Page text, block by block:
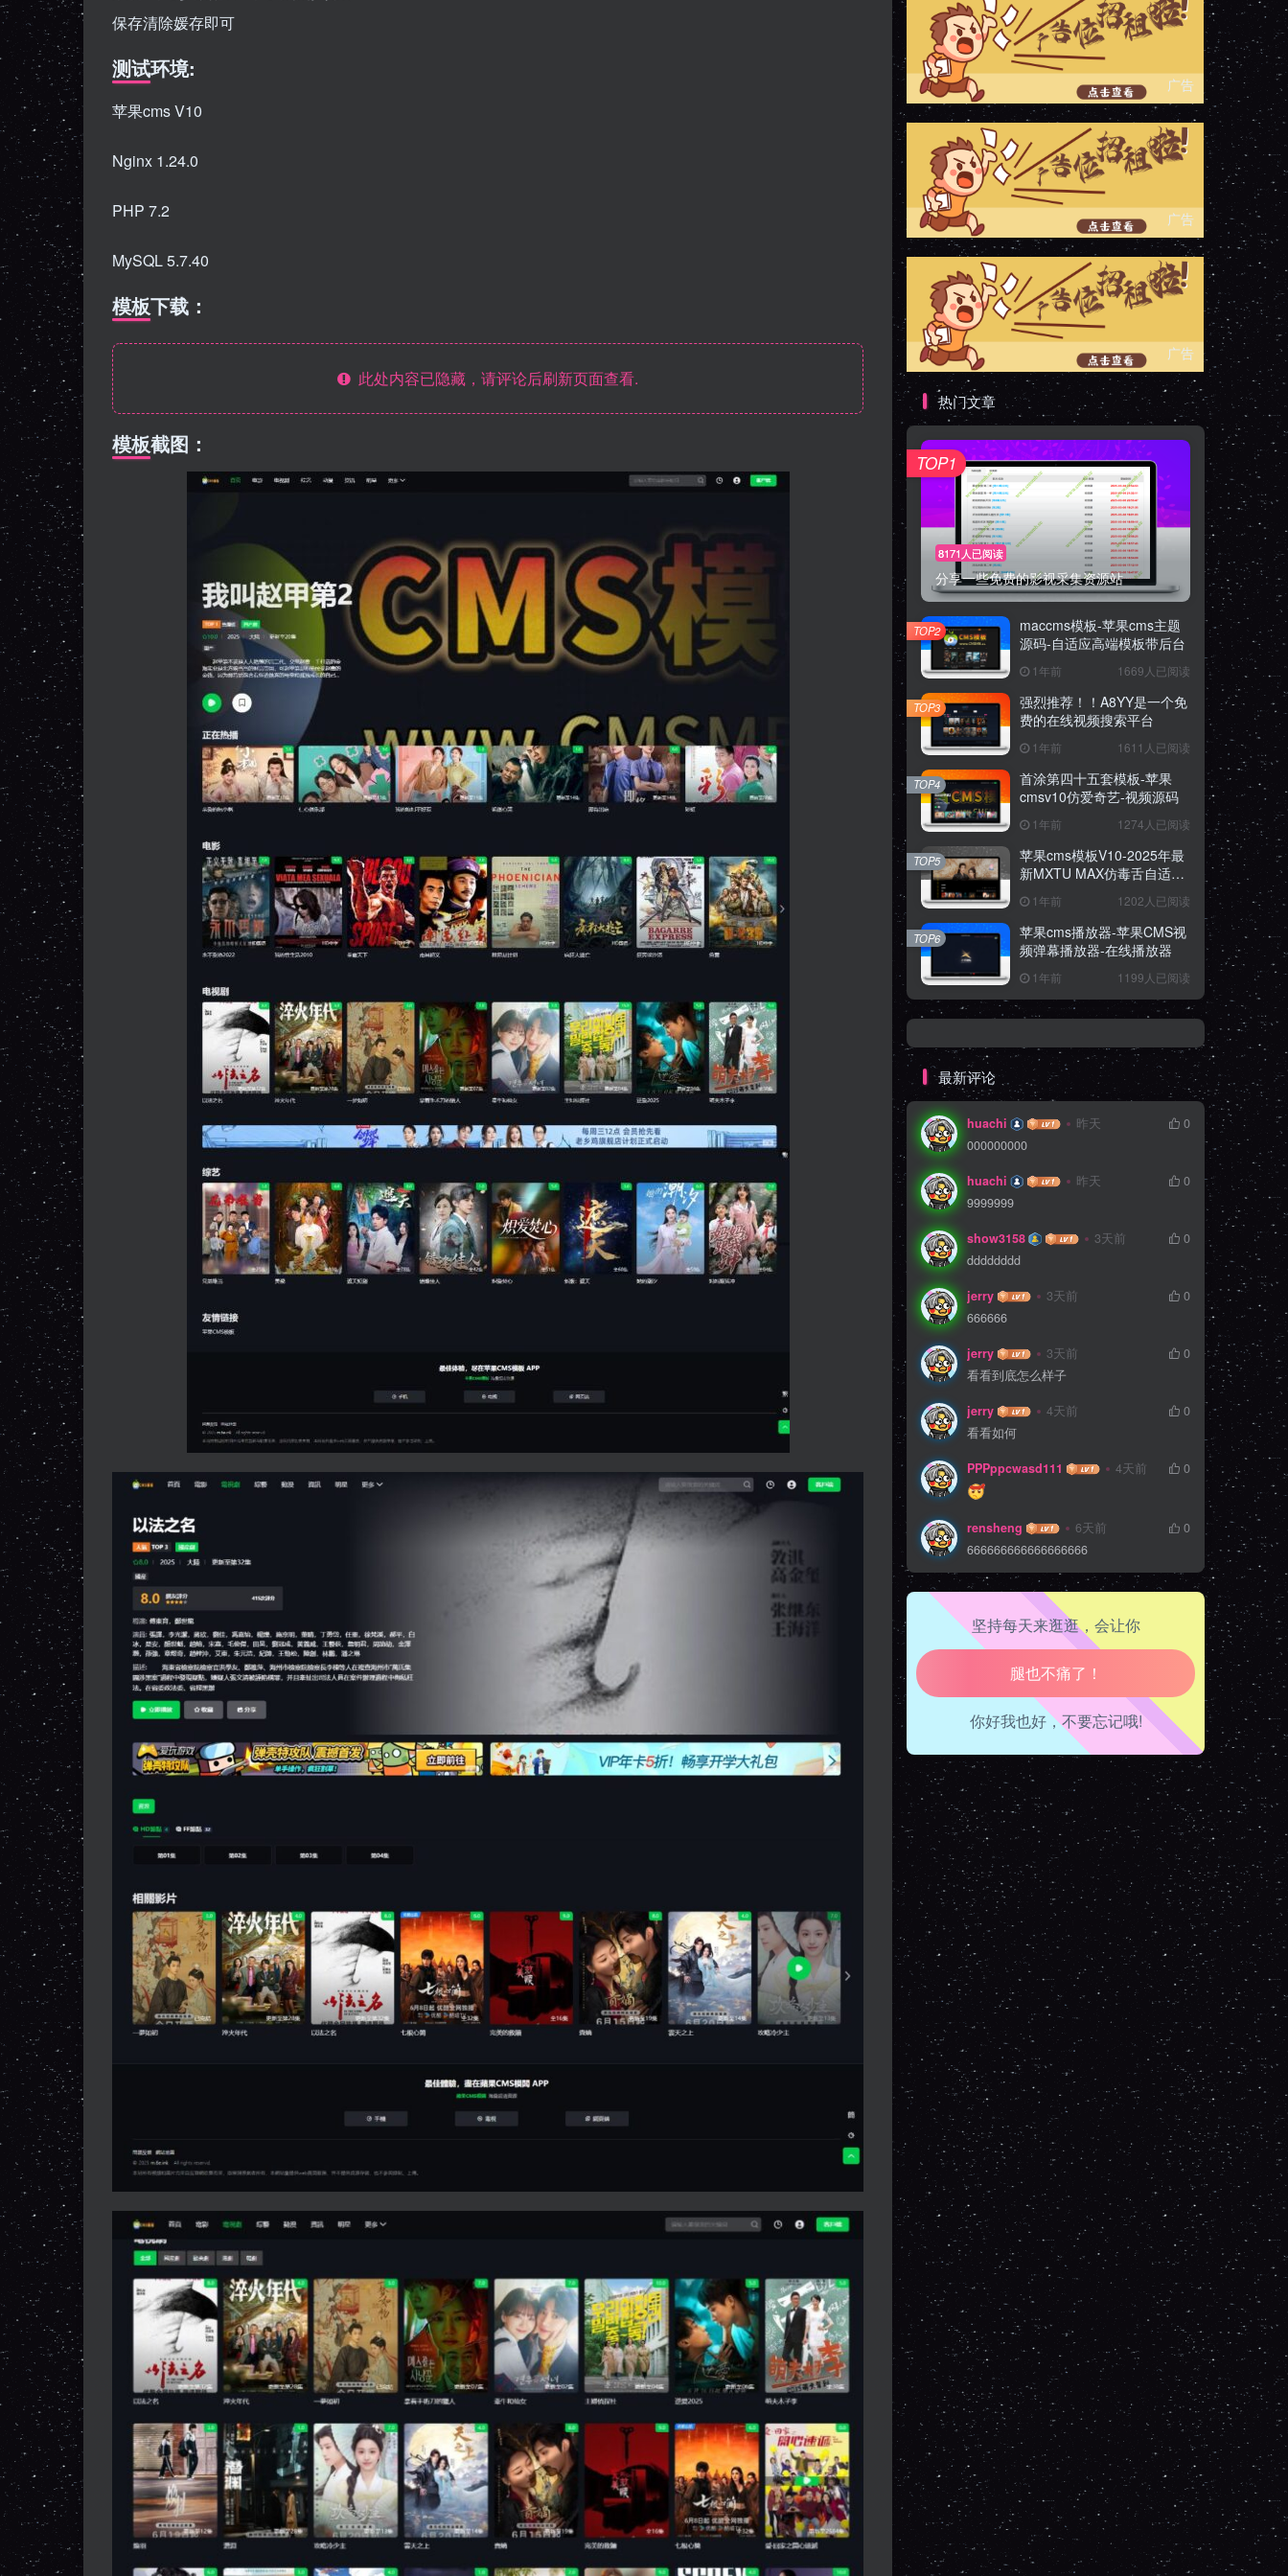
保存清除媛存即可
测试环境:
苹果cms V10
Nginx 1.24.0
PHP 7.2
MySQL 5.7.40
模板下载：
此处内容已隐藏，请评论后刷新页面查看.
模板截图：
广告
广告
广告
热门文章
8171人已阅读
分享一些免费的影视采集资源站
TOP1
maccms模板-苹果cms主题
源码-自适应高端模板带后台
1年前 1669人已阅读
TOP2
强烈推荐！！A8YY是一个免
费的在线视频搜索平台
1年前 1611人已阅读
TOP3
首涂第四十五套模板-苹果
cmsv10仿爱奇艺-视频源码
1年前 1274人已阅读
TOP4
苹果cms模板V10-2025年最
新MXTU MAX仿毒舌自适应
1年前 1202人已阅读
TOP5
苹果cms播放器-苹果CMS视
频弹幕播放器-在线播放器
1年前 1199人已阅读
TOP6
最新评论
huachi 昨天
0
000000000
huachi 昨天
0
9999999
show3158 3天前
0
dddddddd
jerry 3天前
0
666666
jerry 3天前
0
看看到底怎么样子
jerry 4天前
0
看看如何
PPPppcwasd111 4天前 0
rensheng 6天前
0
666666666666666666
坚持每天来逛逛，会让你
生活也美好了！
走路也有劲了！
腿也不痛了！
腰也不酸了！
工作也轻松了！
你好我也好，不要忘记哦!